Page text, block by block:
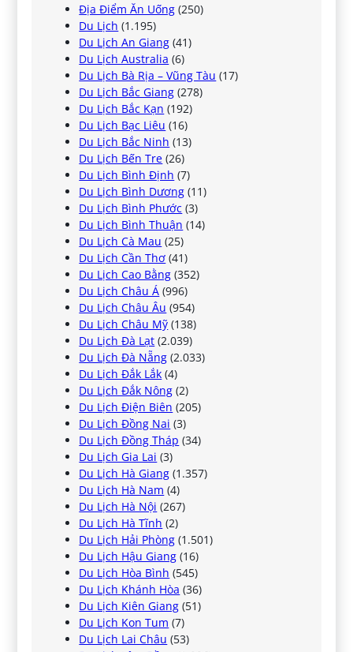
Địa Điểm Ăn Uống (250)
Du Lịch (1.195)
Du Lịch An Giang (41)
Du Lịch Australia (6)
Du Lịch Bà Rịa – Vũng Tàu (17)
Du Lịch Bắc Giang (278)
Du Lịch Bắc Kạn (192)
Du Lịch Bạc Liêu (16)
Du Lịch Bắc Ninh (13)
Du Lịch Bến Tre (26)
Du Lịch Bình Định (7)
Du Lịch Bình Dương (11)
Du Lịch Bình Phước (3)
Du Lịch Bình Thuận (14)
Du Lịch Cà Mau (25)
Du Lịch Cần Thơ (41)
Du Lịch Cao Bằng (352)
Du Lịch Châu Á (996)
Du Lịch Châu Âu (954)
Du Lịch Châu Mỹ (138)
Du Lịch Đà Lạt (2.039)
Du Lịch Đà Nẵng (2.033)
Du Lịch Đắk Lắk (4)
Du Lịch Đắk Nông (2)
Du Lịch Điện Biên (205)
Du Lịch Đồng Nai (3)
Du Lịch Đồng Tháp (34)
Du Lịch Gia Lai (3)
Du Lịch Hà Giang (1.357)
Du Lịch Hà Nam (4)
Du Lịch Hà Nội (267)
Du Lịch Hà Tĩnh (2)
Du Lịch Hải Phòng (1.501)
Du Lịch Hậu Giang (16)
Du Lịch Hòa Bình (545)
Du Lịch Khánh Hòa (36)
Du Lịch Kiên Giang (51)
Du Lịch Kon Tum (7)
Du Lịch Lai Châu (53)